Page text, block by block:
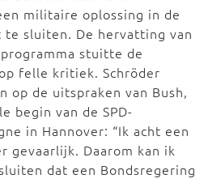
militaire oplossing in de
sluiten. De hervatting van
stuitte de
felle kritiek. Schröder
op de uitspraken van Bush,
begin van de SPD-
in Hannover: “Ik acht een
gevaarlijk. Daarom kan ik
dat een Bondsregering